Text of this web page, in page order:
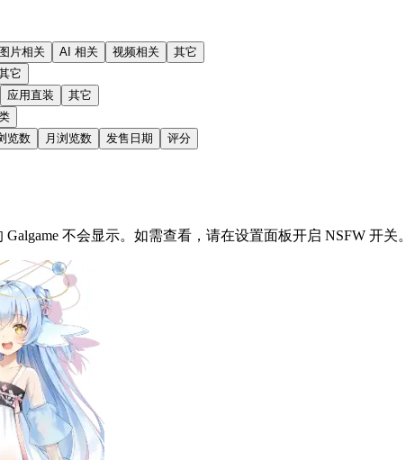
图片相关 AI 相关 视频相关
其它
它
应用直装
其它
览数 月浏览数 发售日期 评分
不会显示。如需查看，请在设置面板开启 NSFW 开关。